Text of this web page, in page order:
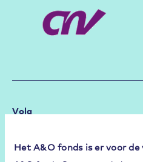
Het A&O fonds is er voor de
Volg